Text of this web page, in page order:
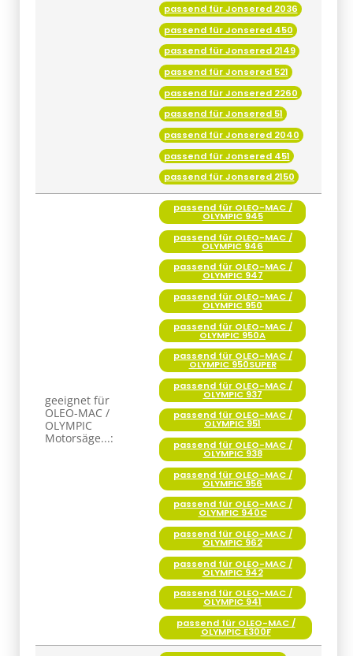
passend für Jonsered 2149
passend für Jonsered 521
passend für Jonsered 2260
passend für Jonsered 51
passend für Jonsered 2040
passend für Jonsered 451
passend für Jonsered 2150
Motorsäge...:
passend für OLEO-MAC /
OLYMPIC 945
passend für OLEO-MAC /
OLYMPIC 946
passend für OLEO-MAC /
OLYMPIC 947
passend für OLEO-MAC /
OLYMPIC 950
passend für OLEO-MAC /
OLYMPIC 950A
passend für OLEO-MAC /
OLYMPIC 950SUPER
passend für OLEO-MAC /
OLYMPIC 937
passend für OLEO-MAC /
OLYMPIC 951
passend für OLEO-MAC /
OLYMPIC 938
passend für OLEO-MAC /
OLYMPIC 956
passend für OLEO-MAC /
OLYMPIC 940C
passend für OLEO-MAC /
OLYMPIC 962
passend für OLEO-MAC /
OLYMPIC 942
passend für OLEO-MAC /
OLYMPIC 941
passend für OLEO-MAC /
OLYMPIC E300F
passend für Partner 500
passend für Partner P511